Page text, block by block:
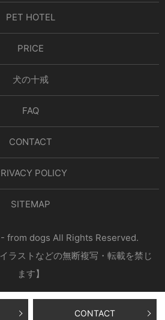
CONTACT
PET HOTEL
PRICE
犬の十戒
FAQ
CONTACT
POLICY
SITEMAP
from dogs All Rights Reserved.
ラストなどの無断複写・転載を禁じ
ます】